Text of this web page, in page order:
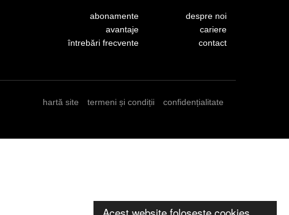
despre noi
cariere
contact
abonamente
avantaje
întrebări frecvente
hartă site termeni și condiții confidențialitate